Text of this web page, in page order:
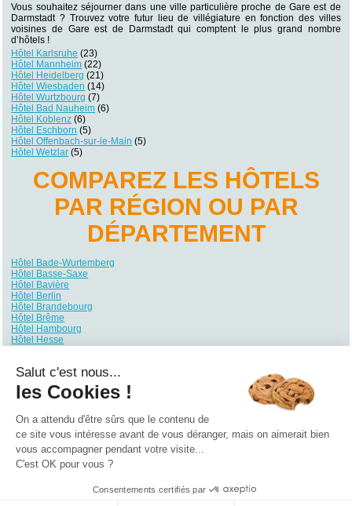
Vous souhaitez séjourner dans une ville particulière proche de Gare est de
Darmstadt ? Trouvez votre futur lieu de villégiature en fonction des villes
voisines de Gare est de Darmstadt qui comptent le plus grand nombre
d’hôtels !
Hôtel Karlsruhe (23)
Hôtel Mannheim (22)
Hôtel Heidelberg (21)
Hôtel Wiesbaden (14)
Hôtel Wurtzbourg (7)
Hôtel Bad Nauheim (6)
Hôtel Koblenz (6)
Hôtel Eschborn (5)
Hôtel Offenbach-sur-le-Main (5)
Hôtel Wetzlar (5)
COMPAREZ LES HÔTELS
PAR RÉGION OU PAR
DÉPARTEMENT
Hôtel Bade-Wurtemberg
Hôtel Basse-Saxe
Hôtel Bavière
Hôtel Berlin
Hôtel Brandebourg
Hôtel Brême
Hôtel Hambourg
Hôtel Hesse
Hôtel Rhénanie-Palatinat
Hôtel Sarre
Hôtel Saxe
Hôtel Schleswig-Holstein
Qui sommes nous ? |Contactez-nous
Salut c'est nous...
les Cookies !
On a attendu d'être sûrs que le contenu de
ce site vous intéresse avant de vous déranger, mais on aimerait bien
vous accompagner pendant votre visite...
C'est OK pour vous ?
Consentements certifiés par